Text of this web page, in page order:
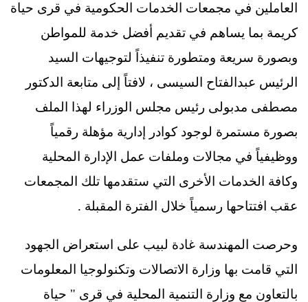
العاملين في مجمعات الخدمات الحكومية في قرى حياة
كريمة بما يساهم في تقديم أفضل خدمة للمواطن
وبصورة سريعة ومتطورة تنفيذاً لتوجيهات السيد
الرئيس عبدالفتاح السيسى ، لافتاً إلى متابعة الدكتور
مصطفى مدبولى رئيس مجلس الوزراء لهذا الملف
بصورة مستمرة لوجود كوادر إدارية مؤهلة رقمياً
ووظيفياً في مجالات وملفات عمل الإدارة المحلية
وكافة الخدمات الأخرى التي ستقدمها تلك المجمعات
عقب افتتاحها رسمياً خلال الفترة المقبلة .
وحرصت المهندسة غادة لبيب على استعراض الجهود
التي قامت بها وزارة الاتصالات وتكنولوجيا المعلومات
بالتعاون مع وزارة التنمية المحلية في قرى " حياة